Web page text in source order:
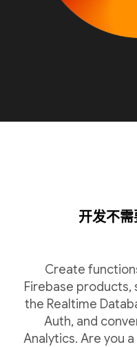
开发不
Create
Firebase products,
the Realtime
Auth, and
Analytics. Are you